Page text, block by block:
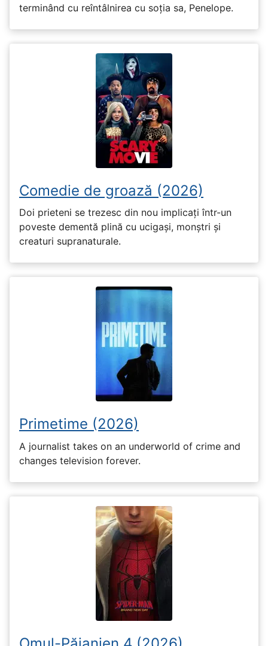
terminând cu reîntâlnirea cu soția sa, Penelope.
Comedie de groază (2026)
Doi prieteni se trezesc din nou implicați într-un
poveste dementă plină cu ucigași, monștri și
creaturi supranaturale.
Primetime (2026)
A journalist takes on an underworld of crime and
changes television forever.